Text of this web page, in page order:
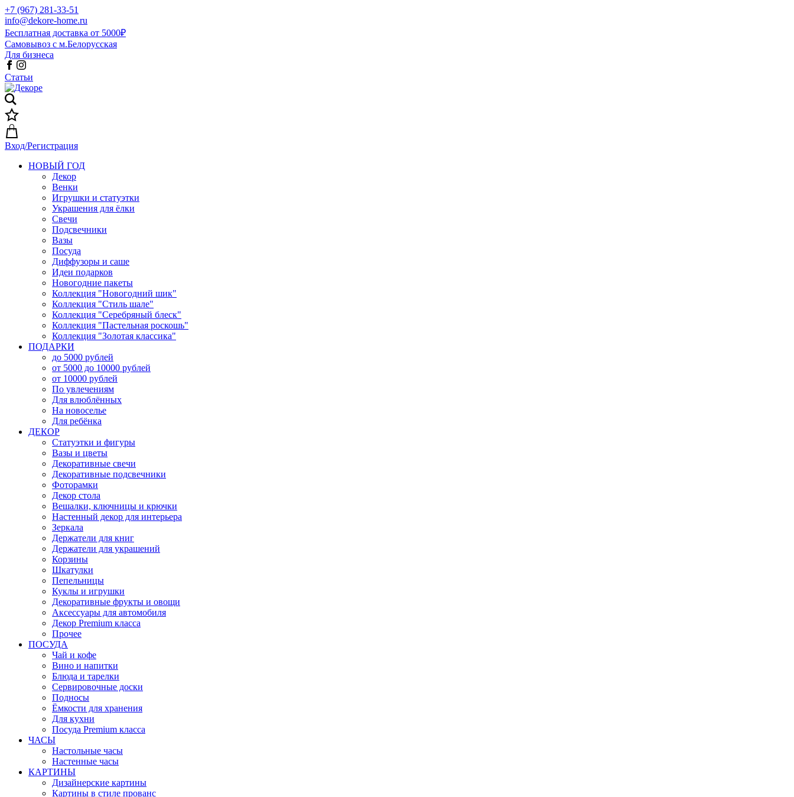
+7 (967) 281-33-51
info@dekore-home.ru
Бесплатная доставка от 5000₽
Самовывоз с м.Белорусская
Для бизнеса
Статьи
Вход/Регистрация
НОВЫЙ ГОД
Декор
Венки
Игрушки и статуэтки
Украшения для ёлки
Свечи
Подсвечники
Вазы
Посуда
Диффузоры и саше
Идеи подарков
Новогодние пакеты
Коллекция "Новогодний шик"
Коллекция "Стиль шале"
Коллекция "Серебряный блеск"
Коллекция "Пастельная роскошь"
Коллекция "Золотая классика"
ПОДАРКИ
до 5000 рублей
от 5000 до 10000 рублей
от 10000 рублей
По увлечениям
Для влюблённых
На новоселье
Для ребёнка
ДЕКОР
Статуэтки и фигуры
Вазы и цветы
Декоративные свечи
Декоративные подсвечники
Фоторамки
Декор стола
Вешалки, ключницы и крючки
Настенный декор для интерьера
Зеркала
Держатели для книг
Держатели для украшений
Корзины
Шкатулки
Пепельницы
Куклы и игрушки
Декоративные фрукты и овощи
Аксессуары для автомобиля
Декор Premium класса
Прочее
ПОСУДА
Чай и кофе
Вино и напитки
Блюда и тарелки
Сервировочные доски
Подносы
Ёмкости для хранения
Для кухни
Посуда Premium класса
ЧАСЫ
Настольные часы
Настенные часы
КАРТИНЫ
Дизайнерские картины
Картины в стиле прованс